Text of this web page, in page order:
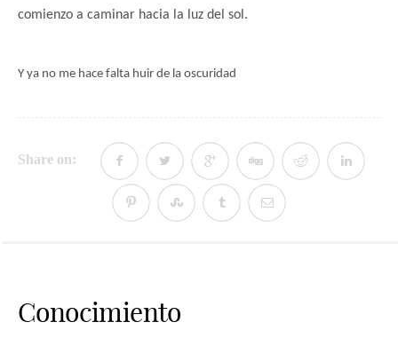
comienzo a caminar hacia la luz del sol.
Y ya no me hace falta huir de la oscuridad
Share on:
Conocimiento